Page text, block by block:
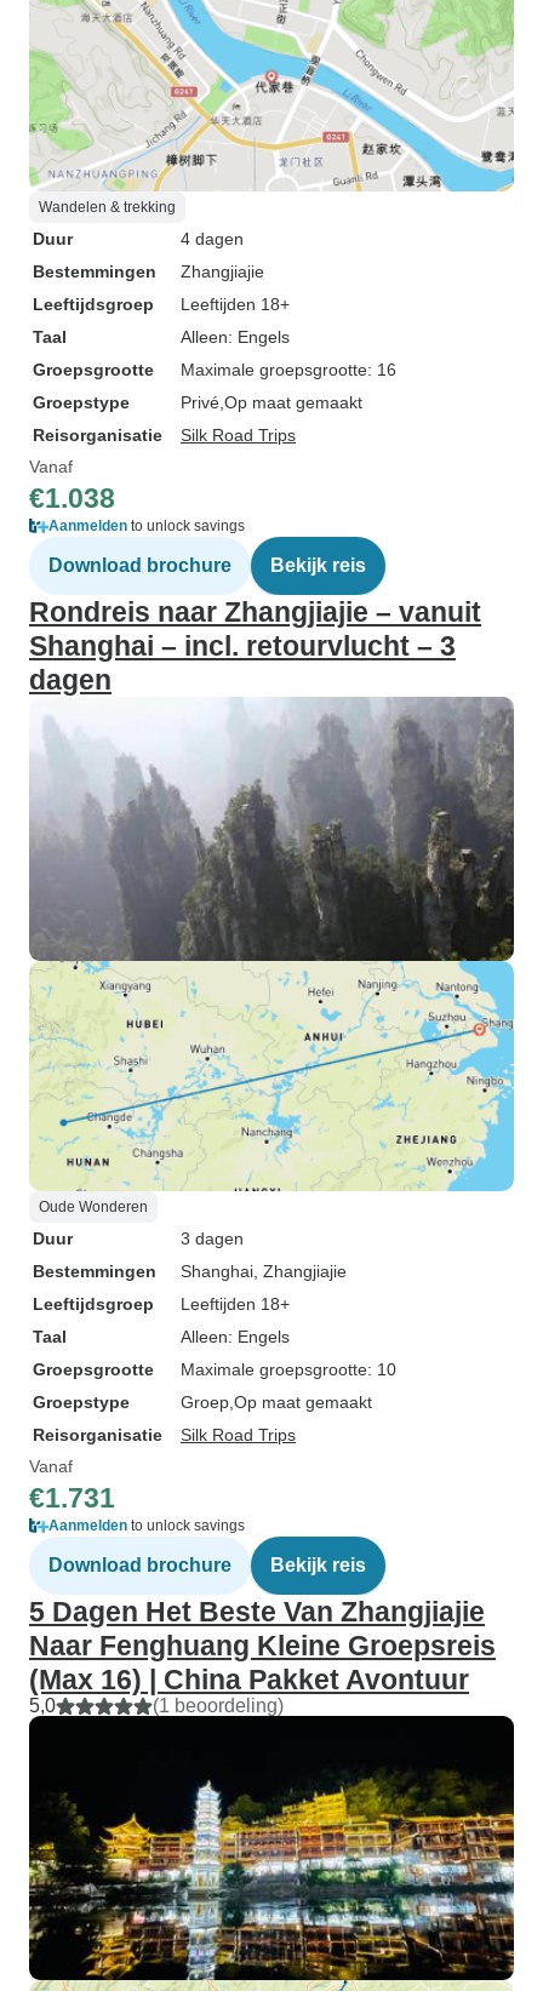
Wandelen & trekking
Duur
4 dagen
Bestemmingen
Zhangjiajie
Leeftijdsgroep
Leeftijden 18+
Taal
Alleen: Engels
Groepsgrootte
Maximale groepsgrootte: 16
Groepstype
Privé Op maat gemaakt
Reisorganisatie
Silk Road Trips
Vanaf
€1.038
Aanmelden to unlock savings
Download brochure Bekijk reis
Rondreis naar Zhangjiajie – vanuit
Shanghai – incl. retourvlucht – 3
dagen
Oude Wonderen
Duur
3 dagen
Bestemmingen
Shanghai , Zhangjiajie
Leeftijdsgroep
Leeftijden 18+
Taal
Alleen: Engels
Groepsgrootte
Maximale groepsgrootte: 10
Groepstype
Groep Op maat gemaakt
Reisorganisatie
Silk Road Trips
Vanaf
€1.731
Aanmelden to unlock savings
Download brochure Bekijk reis
5 Dagen Het Beste Van Zhangjiajie
Naar Fenghuang Kleine Groepsreis
(Max 16) | China Pakket Avontuur
5,0 (1 beoordeling)